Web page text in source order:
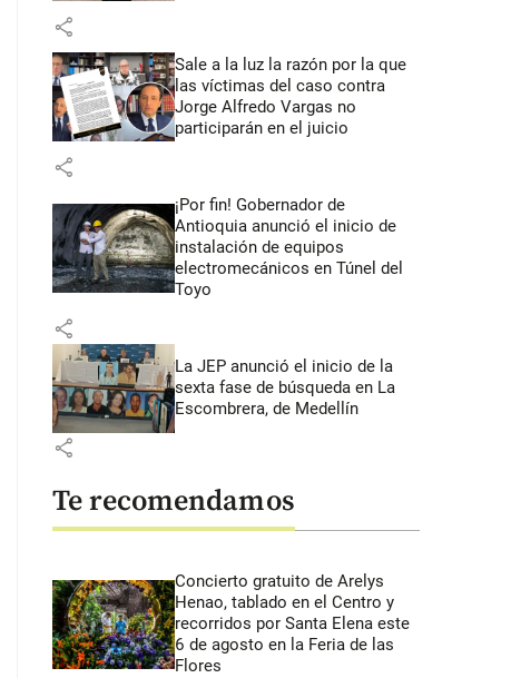
share
Sale a la luz la razón por la que
las víctimas del caso contra
Jorge Alfredo Vargas no
participarán en el juicio
share
¡Por fin! Gobernador de
Antioquia anunció el inicio de
instalación de equipos
electromecánicos en Túnel del
Toyo
share
La JEP anunció el inicio de la
sexta fase de búsqueda en La
Escombrera, de Medellín
share
Te recomendamos
Concierto gratuito de Arelys
Henao, tablado en el Centro y
recorridos por Santa Elena este
6 de agosto en la Feria de las
Flores